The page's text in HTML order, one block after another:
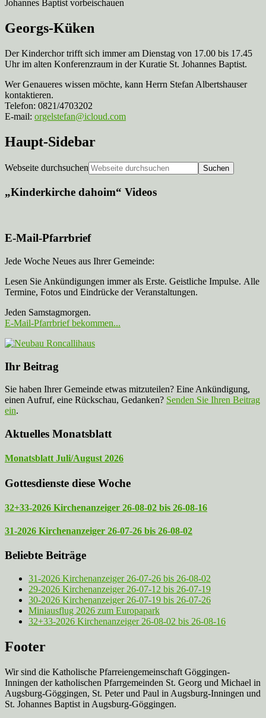
Johannes Baptist vorbeischauen
Georgs-Küken
Der Kinderchor trifft sich immer am Dienstag von 17.00 bis 17.45
Uhr im alten Konferenzraum in der Kuratie St. Johannes Baptist.
Wer Genaueres wissen möchte, kann Herrn Stefan Albertshauser
kontaktieren.
Telefon: 0821/4703202
E-mail: orgelstefan@icloud.com
Haupt-Sidebar
Webseite durchsuchen
„Kinderkirche dahoim“ Videos
E-Mail-Pfarrbrief
Jede Woche Neues aus Ihrer Gemeinde:
Lesen Sie Ankündigungen immer als Erste. Geistliche Impulse. Alle
Termine, Fotos und Eindrücke der Veranstaltungen.
Jeden Samstagmorgen.
E-Mail-Pfarrbrief bekommen...
Ihr Beitrag
Sie haben Ihrer Gemeinde etwas mitzuteilen? Eine Ankündigung,
einen Aufruf, eine Rückschau, Gedanken? Senden Sie Ihren Beitrag
ein.
Aktuelles Monatsblatt
Monatsblatt Juli/August 2026
Gottesdienste diese Woche
32+33-2026 Kirchenanzeiger 26-08-02 bis 26-08-16
31-2026 Kirchenanzeiger 26-07-26 bis 26-08-02
Beliebte Beiträge
31-2026 Kirchenanzeiger 26-07-26 bis 26-08-02
29-2026 Kirchenanzeiger 26-07-12 bis 26-07-19
30-2026 Kirchenanzeiger 26-07-19 bis 26-07-26
Miniausflug 2026 zum Europapark
32+33-2026 Kirchenanzeiger 26-08-02 bis 26-08-16
Footer
Wir sind die Katholische Pfarreien­gemeinschaft Göggingen-
Inningen der katholischen Pfarrgemeinden St. Georg und Michael in
Augsburg-Göggingen, St. Peter und Paul in Augsburg-Inningen und
St. Johannes Baptist in Augsburg-Göggingen.